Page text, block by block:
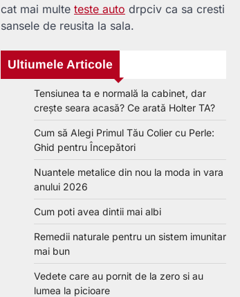
cat mai multe teste auto drpciv ca sa cresti
sansele de reusita la sala.
Ultiumele Articole
Tensiunea ta e normală la cabinet, dar
crește seara acasă? Ce arată Holter TA?
Cum să Alegi Primul Tău Colier cu Perle:
Ghid pentru Începători
Nuantele metalice din nou la moda in vara
anului 2026
Cum poti avea dintii mai albi
Remedii naturale pentru un sistem imunitar
mai bun
Vedete care au pornit de la zero si au
lumea la picioare